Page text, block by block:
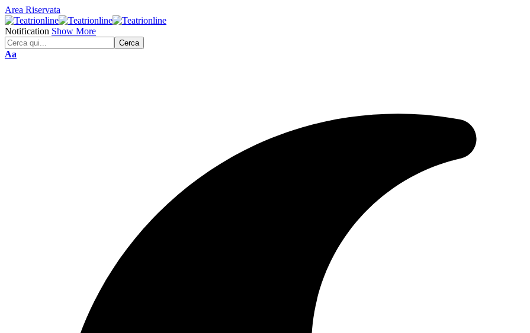
Area Riservata
Notification Show More
Font
Aa